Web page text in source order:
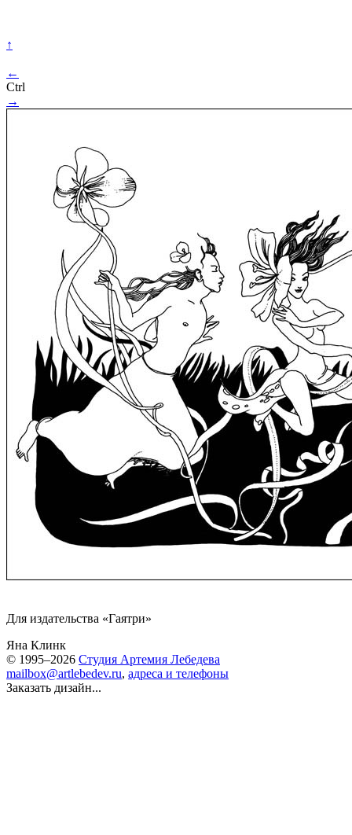
↑
←
Ctrl
→
Для издательства «Гаятри»
Яна Клинк
© 1995–2026 Студия Артемия Лебедева
mailbox@artlebedev.ru, адреса и телефоны
Заказать дизайн...